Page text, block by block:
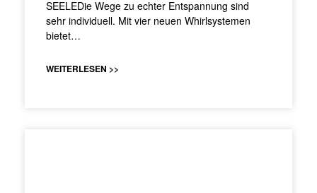
SEELEDie Wege zu echter Entspannung sind
sehr individuell. Mit vier neuen Whirlsystemen
bietet…
WEITERLESEN >>